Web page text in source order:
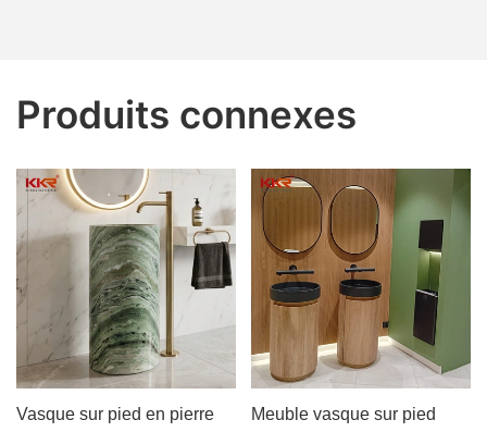
Produits connexes
Vasque sur pied en pierre Meuble vasque sur pied